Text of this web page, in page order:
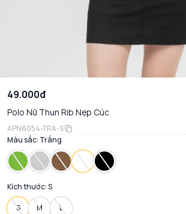
49.000đ
Polo Nữ Thun Rib Nẹp Cúc
APN6054-TRA-S
Màu sắc: Trắng
Kích thước:S
S M L